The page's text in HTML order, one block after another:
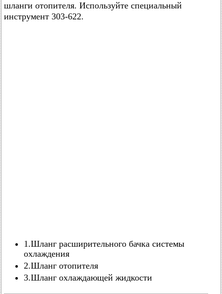
шланги отопителя. Используйте специальный
инструмент 303-622.
1.Шланг расширительного бачка системы
охлаждения
2.Шланг отопителя
3.Шланг охлаждающей жидкости